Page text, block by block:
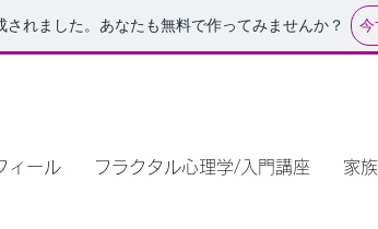
されました。あなたも無料で作ってみませんか？ 今
ィール フラクタル心理学/入門講座 家